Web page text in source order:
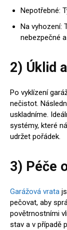
Nepotřebné:
Na vyhození:
nebezpečné
2) Úklid
Po vyklízení
nečistot.
uskladníme.
systémy, které
udržet pořádek.
3) Péče
Garážová vrata
pečovat, aby
povětrnostními
stav a v případě